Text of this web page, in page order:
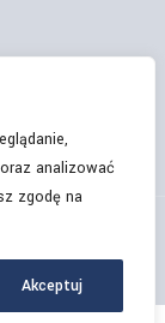
analizować
zgodę na
Akceptuj
prawa